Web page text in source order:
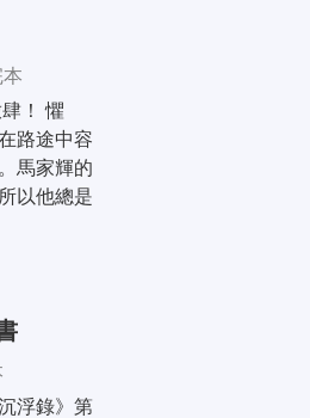
本
！ 懼
路途中容
馬家輝的
以他總是
浮錄》第